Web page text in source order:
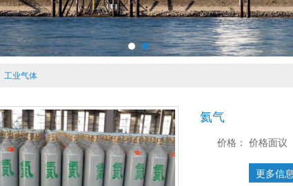
工业气体
氦气
价格： 价格面议
更多信